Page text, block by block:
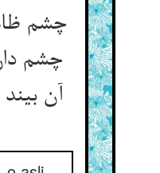
چشم
چشم
آن